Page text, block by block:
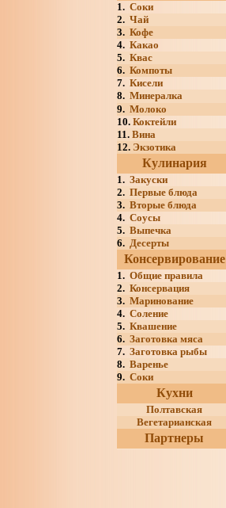
1. Соки
2. Чай
3. Кофе
4. Какао
5. Квас
6. Компоты
7. Кисели
8. Минералка
9. Молоко
10. Коктейли
11. Вина
12. Экзотика
Кулинария
1. Закуски
2. Первые блюда
3. Вторые блюда
4. Соусы
5. Выпечка
6. Десерты
Консервирование
1. Общие правила
2. Консервация
3. Маринование
4. Соление
5. Квашение
6. Заготовка мяса
7. Заготовка рыбы
8. Варенье
9. Соки
Кухни
Полтавская
Вегетарианская
Партнеры